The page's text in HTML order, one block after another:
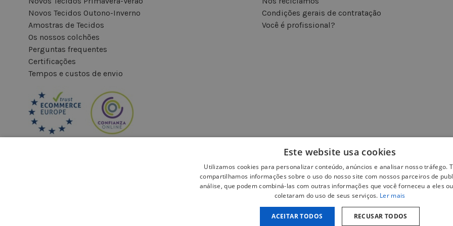
Novos Tecidos Outono-Inverno
Amostras de Tecidos
Os nossos colchões
Perguntas frequentes
Certificações
Tempos e custos de envio
Condições gerais de contratação
Você é profissional?
Este website usa cookies
Utilizamos cookies para personalizar conteúdo, anúncios e analisar nosso tráfego.
compartilhamos informações sobre o uso do nosso site com nossos parceiros de
análise, que podem combiná-las com outras informações que você forneceu a eles
coletaram do uso de seus serviços. Ler mais
ACEITAR TODOS RECUSAR TODOS